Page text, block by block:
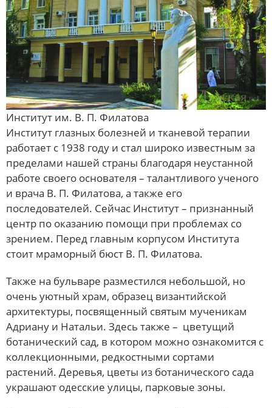
Институт им. В. П. Филатова
Институт глазных болезней и тканевой терапии
работает с 1938 году и стал широко известным за
пределами нашей страны благодаря неустанной
работе своего основателя – талантливого ученого
и врача В. П. Филатова, а также его
последователей. Сейчас Институт – признанный
центр по оказанию помощи при проблемах со
зрением. Перед главным корпусом Института
стоит мраморный бюст В. П. Филатова.
Также на бульваре разместился небольшой, но
очень уютный храм, образец византийской
архитектуры, посвященный святым мученикам
Адриану и Натальи. Здесь также – цветущий
ботанический сад, в котором можно ознакомится с
коллекционными, редкостными сортами
растений. Деревья, цветы из ботанического сада
украшают одесские улицы, парковые зоны.